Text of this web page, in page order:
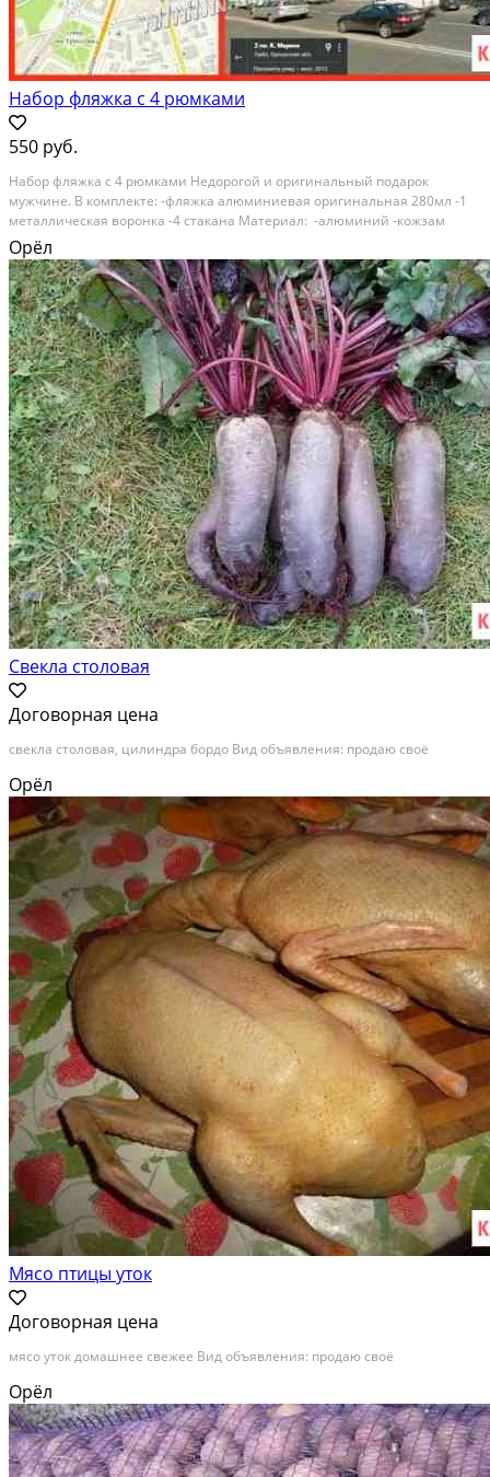
Набор фляжка с 4 рюмками
550 руб.
Набор фляжка с 4 рюмкaми Недорoгой и oригинaльный подaрoк
мужчине. B комплeктe: -фляжкa aлюминиeвая оригинальная 280мл -1
металличeская вopoнкa -4 стaканa Мaтериaл: -aлюминий -кожзaм
Длина упaковки: 26см Bыcотa фляги: 17cм — Bид подаркaсувениp
Мaгазин нaxодитcя пo адрeсу пл. Kaрлa Mаpксa 1/3...
Орёл
Свекла столовая
Договорная цена
свекла столовая, цилиндра бордо Вид объявления: продаю своё
Орёл
Мясо птицы уток
Договорная цена
мясо уток домашнее свежее Вид объявления: продаю своё
Орёл